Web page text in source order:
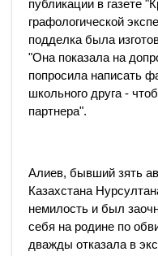
публикации в газете
графологической
подделка была
"Она показала на
попросила написать
школьного друга -
партнера".
Алиев, бывший зять
Казахстана
немилость и был
себя на родине по
дважды отказала в